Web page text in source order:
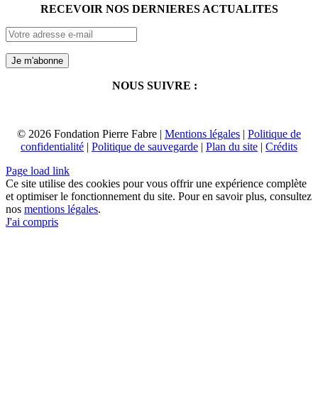
RECEVOIR NOS DERNIERES ACTUALITES
NOUS SUIVRE :
© 2026 Fondation Pierre Fabre | Mentions légales | Politique de
confidentialité | Politique de sauvegarde | Plan du site | Crédits
Page load link
Ce site utilise des cookies pour vous offrir une expérience complète
et optimiser le fonctionnement du site. Pour en savoir plus, consultez
nos mentions légales.
J'ai compris